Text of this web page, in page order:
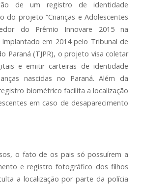
de um registro de identidade
do projeto “Crianças e Adolescentes
do Prêmio Innovare 2015 na
em 2014 pelo Tribunal de
Paraná (TJPR), o projeto visa coletar
e emitir carteiras de identidade
nascidas no Paraná. Além da
biométrico facilita a localização
em caso de desaparecimento
o fato de os pais só possuírem a
e registro fotográfico dos filhos
a localização por parte da polícia